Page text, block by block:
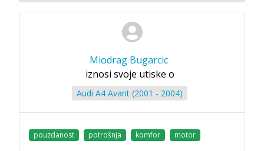
Miodrag Bugarcic
iznosi svoje utiske o
Audi A4 Avant (2001 - 2004)
pouzdanost potrošnja komfor motor